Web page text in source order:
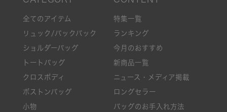
全てのアイテム
リュック/バックパック
ショルダーバッグ
トートバッグ
クロスボディ
ボストンバッグ
小物
特集一覧
ランキング
今月のおすすめ
新商品一覧
ニュース・メディア掲載
ロングセラー
バッグのお手入れ方法